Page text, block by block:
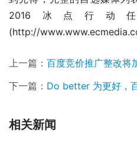
2016冰点行动
(http://
上一篇： 百度竞价推广整改将
下一篇： Do better 为更好，百
相关新闻